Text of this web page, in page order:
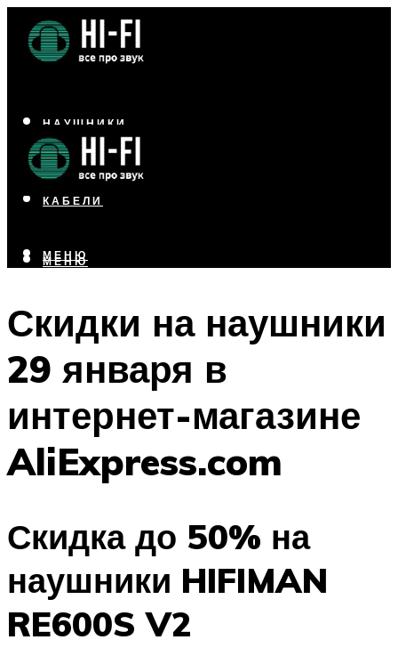
НАУШНИКИ
АКУСТИКА
УСИЛИТЕЛИ
КАБЕЛИ
МЕНЮ
МЕНЮ
Скидки на наушники
29 января в
интернет-магазине
AliExpress.com
Скидка до 50% на
наушники HIFIMAN
RE600S V2